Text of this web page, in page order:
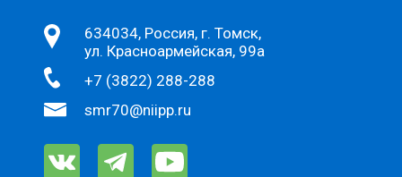
634034, Россия, г. Томск,
ул. Красноармейская, 99а
+7 (3822) 288-288
smr70@niipp.ru